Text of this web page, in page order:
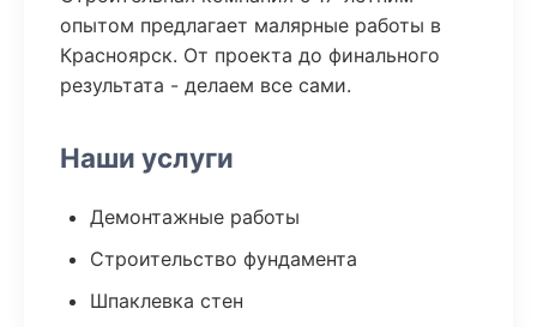
опытом предлагает малярные работы в
Красноярск. От проекта до финального
результата - делаем все сами.
Наши услуги
Демонтажные работы
Строительство фундамента
Шпаклевка стен